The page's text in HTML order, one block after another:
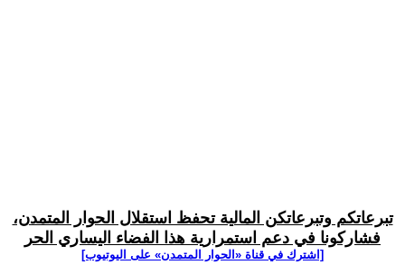
تبرعاتكم وتبرعاتكن المالية تحفظ استقلال الحوار المتمدن،
فشاركونا في دعم استمرارية هذا الفضاء اليساري الحر
[اشترك في قناة ‫«الحوار المتمدن» على اليوتيوب]